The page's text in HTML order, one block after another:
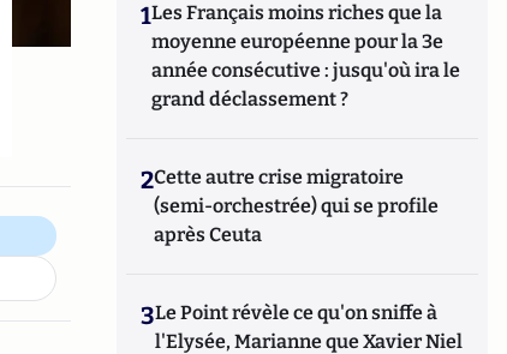
1Les Français moins riches que la
moyenne européenne pour la 3e
année consécutive : jusqu'où ira le
grand déclassement ?
2Cette autre crise migratoire
(semi-orchestrée) qui se profile
après Ceuta
3Le Point révèle ce qu'on sniffe à
l'Elysée, Marianne que Xavier Niel